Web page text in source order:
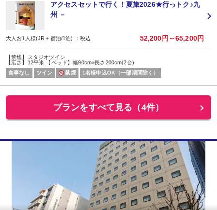
アクセスセットで行く！夏旅2026★行っトク♪九
州 －
大人お1人様(JR＋宿泊/1泊) ：税込 52,200円～65,200円
【禁煙】スタジオツイン
【広さ】12平米 【ベッド】幅90cm×長さ200cm(2台)
食事なし
ツイン 禁煙 1名様申込OK（一部期間除く）
プランをすべて見る（4件）